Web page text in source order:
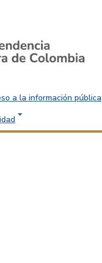
a la información pública